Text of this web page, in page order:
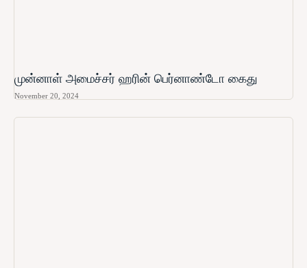
முன்னாள் அமைச்சர் ஹரின் பெர்னாண்டோ கைது
November 20, 2024